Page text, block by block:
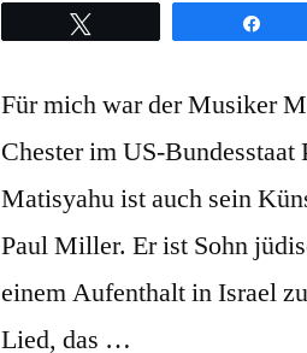
Für mich war der Musiker
Chester im US-
Matisyahu ist auch sein
Paul Miller. Er ist Sohn
einem Aufenthalt in Israel
Lied, das …